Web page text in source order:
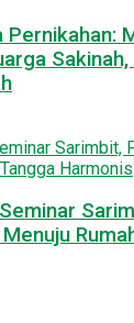
Pernikahan: